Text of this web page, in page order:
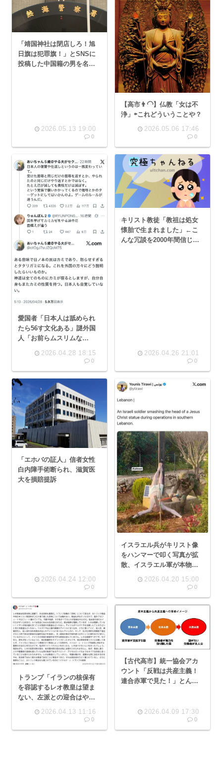
「靖国神社は閉店しろ！旭
日旗は犯罪旗！」とSNSに
投稿した中国籍の男を名誉
2026.05.13 19:00
0
【高市👨‍🦲】仏教「女は不
浄」⇦これどういうことや？
2026.05.06 17:46
0
愛国者「日本人は舐められ
たら56す文化ある」謎外国
人「お前らムスリムな
2026.04.28 18:15
0
キリスト教徒「教祖は処女
懐胎で生まれました」←こ
んな冗談を2000年間信じて
2026.04.26 21:01
0
「エホバの証人」信者女性
白内障手術断られ、滋賀医
大を損賠提訴
2026.04.24 12:00
0
イスラエル兵がキリスト像
をハンマーで叩く写真が拡
散、イスラエル軍が本物と
フラを解体する作戦を実行
2026.04.20 15:00
0
トランプ「イランの核保有
を容認するレオ教皇は望ま
ない、左派との迎合はやめ
教会を傷つけている
2026.04.13 11:16
0
【古代高市】統一協会アカ
ウント「反戦は共産主義！
連合赤軍で見た！」とんで
2026.04.09 17:30
0